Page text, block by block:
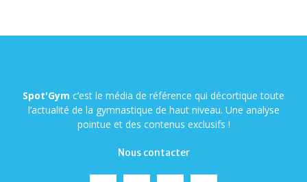
Spot'Gym c’est le média de référence qui décortique toute
l’actualité de la gymnastique de haut niveau. Une analyse
pointue et des contenus exclusifs !
Nous contacter